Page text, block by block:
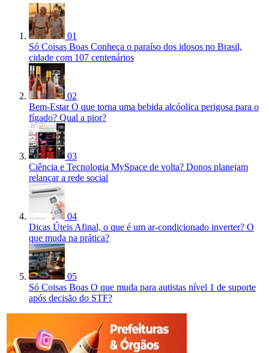
01
Só Coisas Boas Conheça o paraíso dos idosos no Brasil,
cidade com 107 centenários
02
Bem-Estar O que torna uma bebida alcóolica perigosa para o
fígado? Qual a pior?
03
Ciência e Tecnologia MySpace de volta? Donos planejam
relançar a rede social
04
Dicas Úteis Afinal, o que é um ar-condicionado inverter? O
que muda na prática?
05
Só Coisas Boas O que muda para autistas nível 1 de suporte
após decisão do STF?